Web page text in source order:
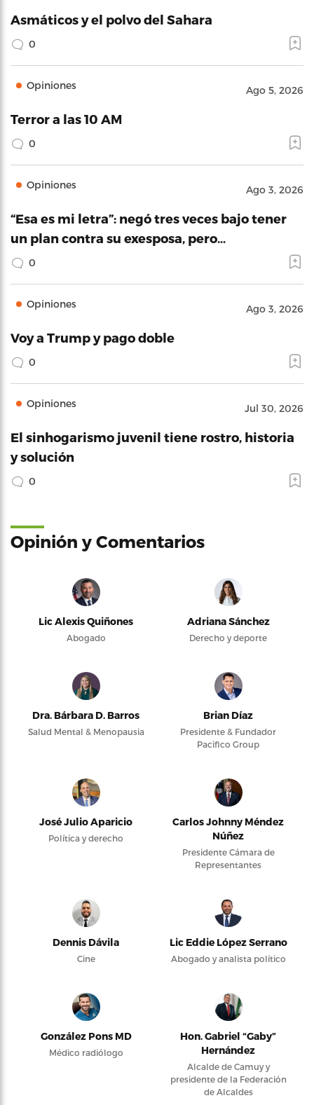
Asmáticos y el polvo del Sahara
0
Opiniones Ago 5, 2026
Terror a las 10 AM
0
Opiniones Ago 3, 2026
“Esa es mi letra”: negó tres veces bajo tener
un plan contra su exesposa, pero…
0
Opiniones Ago 3, 2026
Voy a Trump y pago doble
0
Opiniones Jul 30, 2026
El sinhogarismo juvenil tiene rostro, historia
y solución
0
Opinión y Comentarios
Lic Alexis Quiñones
Abogado
Adriana Sánchez
Derecho y deporte
Dra. Bárbara D. Barros
Salud Mental & Menopausia
Brian Díaz
Presidente & Fundador
Pacifico Group
José Julio Aparicio
Política y derecho
Carlos Johnny Méndez
Núñez
Presidente Cámara de
Representantes
Dennis Dávila
Cine
Lic Eddie López Serrano
Abogado y analista político
González Pons MD
Médico radiólogo
Hon. Gabriel “Gaby”
Hernández
Alcalde de Camuy y
presidente de la Federación
de Alcaldes